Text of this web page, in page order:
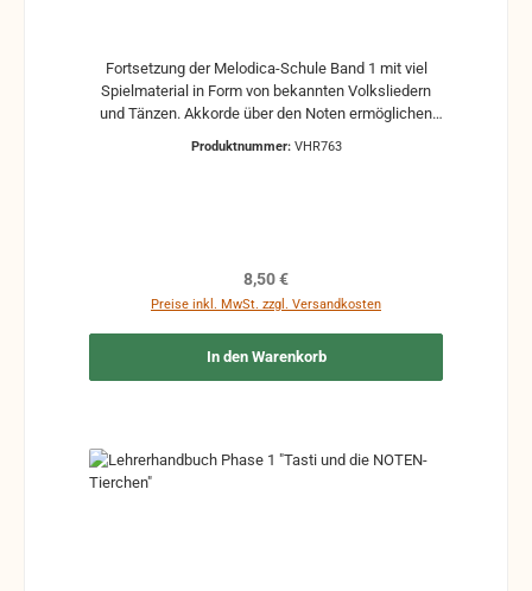
Fortsetzung der Melodica-Schule Band 1 mit viel
Spielmaterial in Form von bekannten Volksliedern
und Tänzen. Akkorde über den Noten ermöglichen
Produktnummer: VHR763
Regulärer Preis:
8,50 €
Preise inkl. MwSt. zzgl. Versandkosten
In den Warenkorb